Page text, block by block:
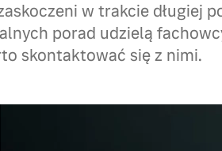
w trakcie długiej
porad udzielą
skontaktować się z nimi.